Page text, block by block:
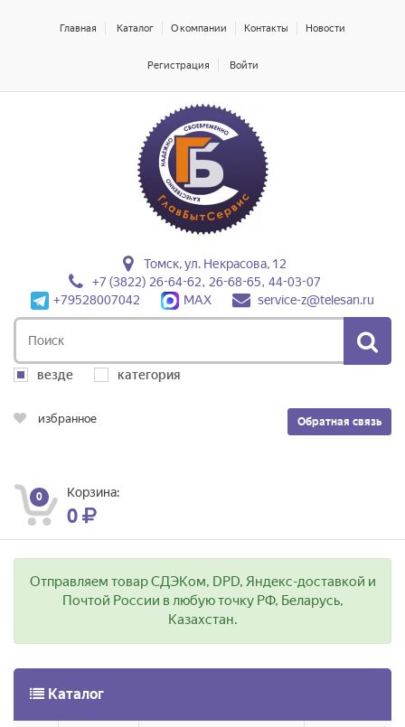
Главная Каталог О компании Контакты Новости
Регистрация Войти
Томск, ул. Некрасова, 12
+7 (3822) 26-64-62, 26-68-65, 44-03-07
+79528007042
MAX service-z@telesan.ru
везде категория
Обратная связь
избранное
0 Корзина:
0
Отправляем товар СДЭКом, DPD, Яндекс-доставкой и
Почтой России в любую точку РФ, Беларусь,
Казахстан.
Каталог